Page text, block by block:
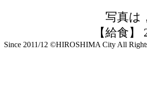
写真は
【給食】
Since 2011/12 ©HIROSHIMA City All